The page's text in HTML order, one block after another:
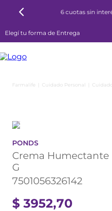
6 cuotas sin
Elegí tu forma de Entrega
Cuidado Personal
PONDS
Crema Humectante
G
7501056326142
$ 3952,70